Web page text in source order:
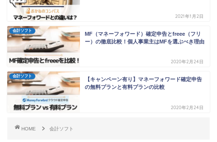
2021年1月2日
会計ソフト
MF（マネーフォワード）確定申告とfreee（フリ
ー）の徹底比較！個人事業主はMFを選ぶべき理由
2020年2月24日
会計ソフト
【キャンペーン有り】マネーフォワード確定申告
の無料プランと有料プランの比較
2020年2月24日
HOME 会計ソフト